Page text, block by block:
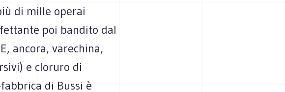
di mille operai
poi bandito dal
ancora, varechina,
e cloruro di
di Bussi è